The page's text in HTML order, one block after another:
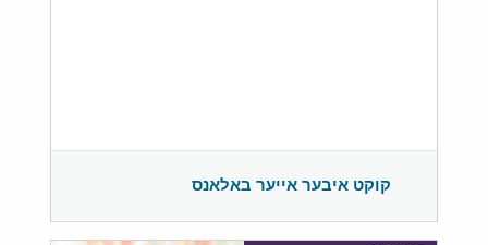
קוקט איבער אייער באלאנס